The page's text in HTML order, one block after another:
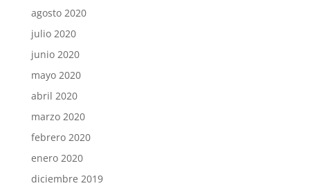
agosto 2020
julio 2020
junio 2020
mayo 2020
abril 2020
marzo 2020
febrero 2020
enero 2020
diciembre 2019